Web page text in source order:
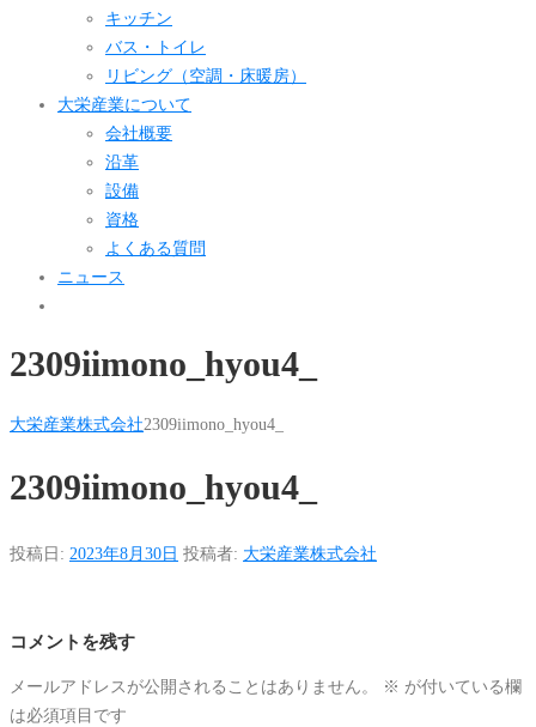
キッチン
バス・トイレ
リビング（空調・床暖房）
大栄産業について
会社概要
沿革
設備
資格
よくある質問
ニュース
2309iimono_hyou4_
大栄産業株式会社2309iimono_hyou4_
2309iimono_hyou4_
投稿日: 2023年8月30日 投稿者: 大栄産業株式会社
コメントを残す
メールアドレスが公開されることはありません。 ※ が付いている欄
は必須項目です